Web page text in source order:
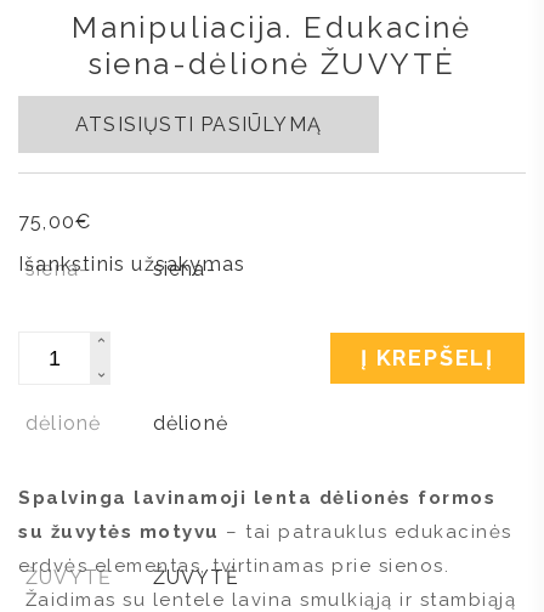
Manipuliacija. Edukacinė
siena-dėlionė ŽUVYTĖ
ATSISIŲSTI PASIŪLYMĄ
75,00€
Išankstinis užsakymas
Į KREPŠELĮ
Spalvinga lavinamoji lenta dėlionės formos
su žuvytės motyvu – tai patrauklus edukacinės
erdvės elementas, tvirtinamas prie sienos.
Žaidimas su lentele lavina smulkiąją ir stambiąją